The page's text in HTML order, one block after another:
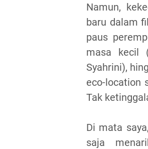
Namun,
baru dalam
paus
masa kecil
Syahrini),
eco-location
Tak
Di mata
saja